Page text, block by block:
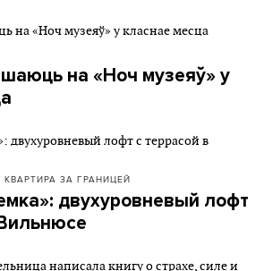
на «Ноч музеяў» у
ЗА ГРАНИЦЕЙ
двухуровневый лофт